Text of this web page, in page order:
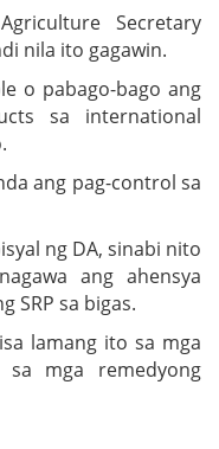
Secretary
nila ito gagawin.
o pabago-bago ang
sa international
ang pag-control sa
ng DA, sinabi nito
ang ahensya
SRP sa bigas.
lamang ito sa mga
mga remedyong